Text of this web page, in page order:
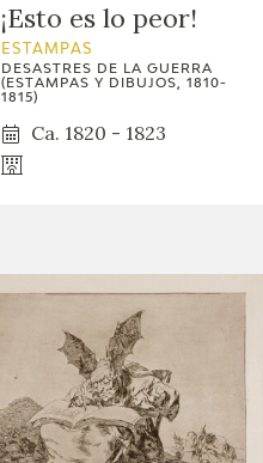
¡Esto es lo peor!
ESTAMPAS
DESASTRES DE LA GUERRA
(ESTAMPAS Y DIBUJOS, 1810-
1815)
Ca. 1820 - 1823